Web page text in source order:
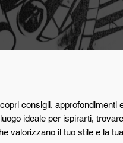
consigli, approfondimenti
ideale per ispirarti,
valorizzano il tuo stile e la